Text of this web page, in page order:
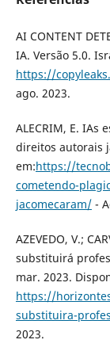
AI CONTENT
IA. Versão 5.0.
https://
ago. 2023.
ALECRIM, E. IAs
direitos autorais
em:https://
cometendo-
jacomecaram/-
AZEVEDO, V.;
substituirá
mar. 2023.
https://
substituira-
2023.